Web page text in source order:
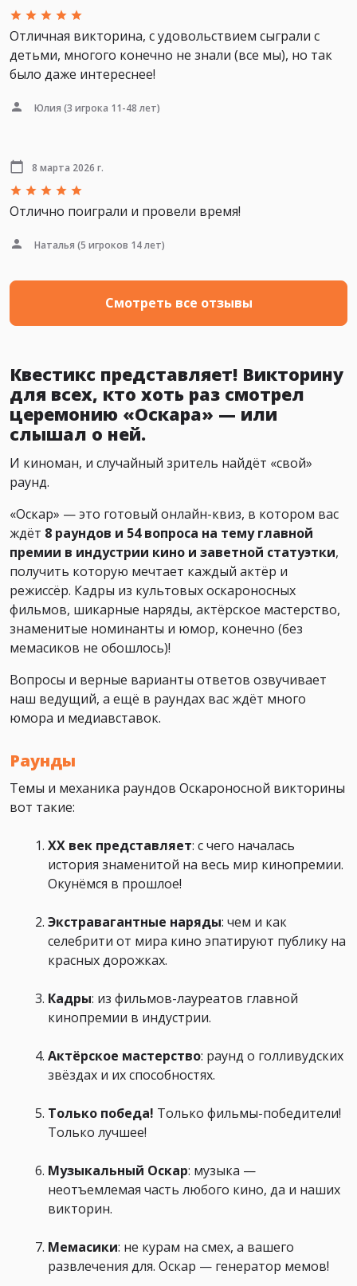
Отличная викторина, с удовольствием сыграли с
детьми, многого конечно не знали (все мы), но так
было даже интереснее!
Юлия (3 игрока 11-48 лет)
8 марта 2026 г.
Отлично поиграли и провели время!
Наталья (5 игроков 14 лет)
Смотреть все отзывы
Квестикс представляет! Викторину
для всех, кто хоть раз смотрел
церемонию «Оскара» — или
слышал о ней.
И киноман, и случайный зритель найдёт «свой»
раунд.
«Оскар» — это готовый онлайн-квиз, в котором вас
ждёт 8 раундов и 54 вопроса на тему главной
премии в индустрии кино и заветной статуэтки,
получить которую мечтает каждый актёр и
режиссёр. Кадры из культовых оскароносных
фильмов, шикарные наряды, актёрское мастерство,
знаменитые номинанты и юмор, конечно (без
мемасиков не обошлось)!
Вопросы и верные варианты ответов озвучивает
наш ведущий, а ещё в раундах вас ждёт много
юмора и медиавставок.
Раунды
Темы и механика раундов Оскароносной викторины
вот такие:
XX век представляет: с чего началась
история знаменитой на весь мир кинопремии.
Окунёмся в прошлое!
Экстравагантные наряды: чем и как
селебрити от мира кино эпатируют публику на
красных дорожках.
Кадры: из фильмов-лауреатов главной
кинопремии в индустрии.
Актёрское мастерство: раунд о голливудских
звёздах и их способностях.
Только победа! Только фильмы-победители!
Только лучшее!
Музыкальный Оскар: музыка —
неотъемлемая часть любого кино, да и наших
викторин.
Мемасики: не курам на смех, а вашего
развлечения для. Оскар — генератор мемов!